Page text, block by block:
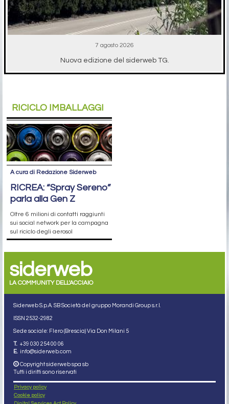
7 agosto 2026
Nuova edizione del siderweb TG.
RICICLO IMBALLAGGI
A cura di Redazione Siderweb
RICREA: “Spray Sereno”
parla alla Gen Z
Oltre 6 milioni di contatti raggiunti
sui social network per la campagna
sul riciclo degli aerosol
siderweb
LA COMMUNITY DELL'ACCIAIO
Siderweb S.p.A. SB Società del gruppo Morandi Group s.r.l.
ISSN 2532-2982
Sede sociale: Flero (Brescia) Via Don Milani 5
T. +39 030 254 00 06
E. info@siderweb.com
Copyright siderweb spa sb
Tutti i diritti sono riservati
Privacy policy
Cookie policy